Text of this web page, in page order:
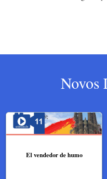
Novos
El vendedor de humo